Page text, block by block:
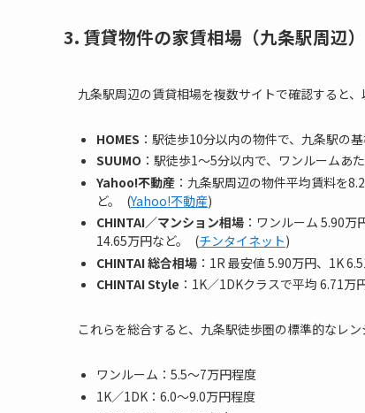
3. 賃貸物件の家賃相場（九条駅周辺）
九条駅周辺の賃貸相場を複数サイトで確認すると、
HOMES ：駅徒歩10分以内の物件で、九条駅の
SUUMO ：駅徒歩1〜5分以内で、ワンルームあ
Yahoo!不動産 ：九条駅周辺の物件平均賃料を
ど。 (Yahoo!不動産)
CHINTAI／マンション相場 ：ワンルーム 5.90
14.65万円など。 (チンタイネット)
CHINTAI 総合相場 ：1R 最安値 5.90万円、1K
CHINTAI Style ：1K／1DKクラスで平均 6.71
これらを総合すると、九条駅徒歩圏の標準的なレ
ワンルーム：5.5～7万円程度
1K／1DK：6.0～9.0万円程度